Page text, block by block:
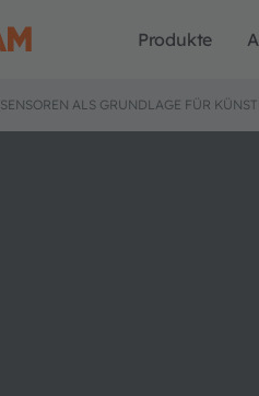
Produkte
SENSOREN ALS GRUNDLAGE FÜR